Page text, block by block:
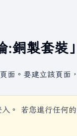
:銅製套裝
面。要建立該頁面
入。 若您進行任何